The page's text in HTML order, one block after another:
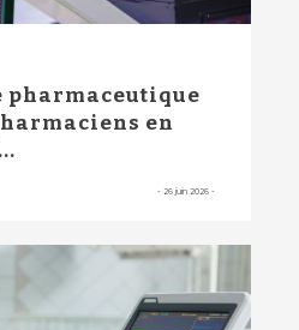
pharmaceutique
en
- 26 juin 2026 -